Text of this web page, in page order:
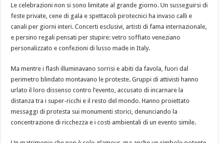
Le celebrazioni non si sono limitate al grande giorno. Un susseguirsi di
feste private, cene di gala e spettacoli pirotecnici ha invaso calli e
canali per giorni interi. Concerti esclusivi, artisti di fama internazionale,
e persino regali pensati per stupire: vetro soffiato veneziano
personalizzato e confezioni di lusso made in Italy.
Ma mentre i flash illuminavano sorrisi e abiti da favola, fuori dal
perimetro blindato montavano le proteste. Gruppi di attivisti hanno
urlato il loro dissenso contro l’evento, accusato di incarnare la
distanza tra i super-ricchi e il resto del mondo. Hanno proiettato
messaggi di protesta sui monumenti storici, denunciando la
concentrazione di ricchezza e i costi ambientali di un evento simile.